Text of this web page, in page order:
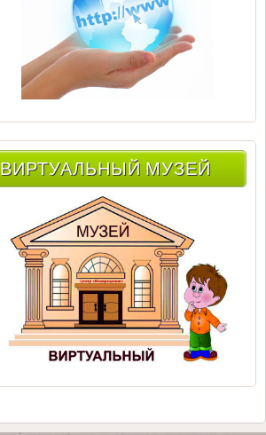
ВИРТУАЛЬНЫЙ МУЗЕЙ